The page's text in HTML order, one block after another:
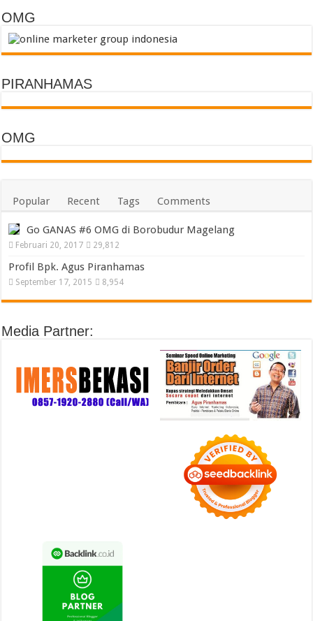
OMG
PIRANHAMAS
OMG
Popular Recent Tags Comments
Go GANAS #6 OMG di Borobudur Magelang
Februari 20, 2017 29,812
Profil Bpk. Agus Piranhamas
September 17, 2015 8,954
Media Partner: